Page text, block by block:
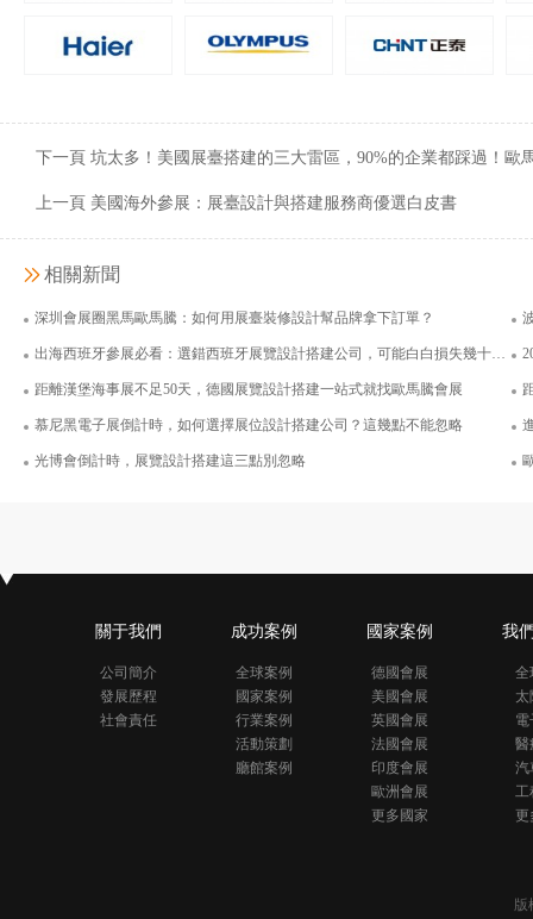
下一頁 坑太多！美國展臺搭建的三大雷區，90%的企業都踩過！歐
上一頁 美國海外參展：展臺設計與搭建服務商優選白皮書
相關新聞
深圳會展圈黑馬歐馬騰：如何用展臺裝修設計幫品牌拿下訂單？
出海西班牙參展必看：選錯西班牙展覽設計搭建公司，可能白白損失幾十萬還拿不到歐盟入場券
距離漢堡海事展不足50天，德國展覽設計搭建一站式就找歐馬騰會展
慕尼黑電子展倒計時，如何選擇展位設計搭建公司？這幾點不能忽略
光博會倒計時，展覽設計搭建這三點別忽略
關于我們
公司簡介
發展歷程
社會責任
成功案例
全球案例
國家案例
行業案例
活動策劃
廳館案例
國家案例
德國會展
美國會展
英國會展
法國會展
印度會展
歐洲會展
更多國家
我
全
太
電
醫
汽
工
更